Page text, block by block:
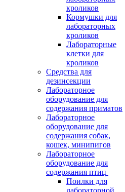
кроликов
Кормушки для
лабораторных
кроликов
Лабораторные
клетки для
кроликов
Средства для
дезинсекции
Лабораторное
оборудование для
содержания приматов
Лабораторное
оборудование для
содержания собак,
кошек, минипигов
Лабораторное
оборудование для
содержания птиц
Поилки для
лабораторной